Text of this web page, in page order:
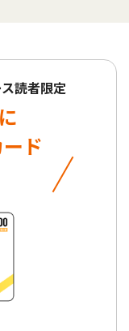
読者限定
ド